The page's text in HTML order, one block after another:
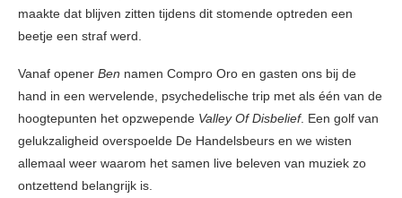
maakte dat blijven zitten tijdens dit stomende optreden een
beetje een straf werd.
Vanaf opener Ben namen Compro Oro en gasten ons bij de
hand in een wervelende, psychedelische trip met als één van de
hoogtepunten het opzwepende Valley Of Disbelief. Een golf van
gelukzaligheid overspoelde De Handelsbeurs en we wisten
allemaal weer waarom het samen live beleven van muziek zo
ontzettend belangrijk is.